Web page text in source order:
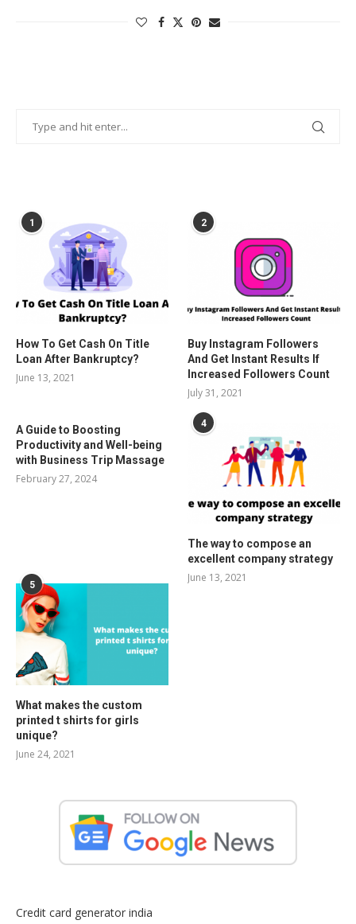
1
How To Get Cash On Title
Loan After Bankruptcy?
June 13, 2021
2
Buy Instagram Followers
And Get Instant Results If
Increased Followers Count
July 31, 2021
A Guide to Boosting
Productivity and Well-being
with Business Trip Massage
February 27, 2024
4
The way to compose an
excellent company strategy
June 13, 2021
5
What makes the custom
printed t shirts for girls
unique?
June 24, 2021
Credit card generator india